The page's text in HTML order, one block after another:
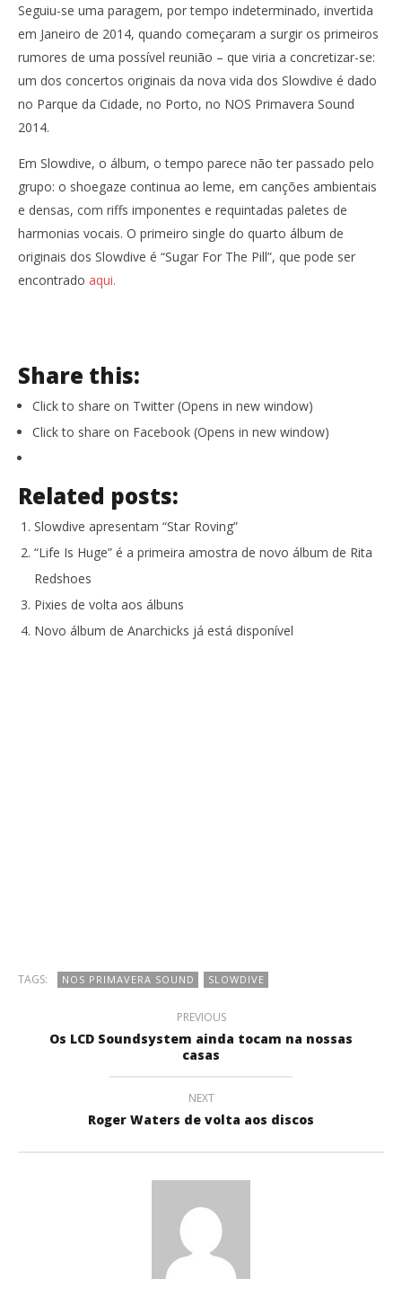
Seguiu-se uma paragem, por tempo indeterminado, invertida
em Janeiro de 2014, quando começaram a surgir os primeiros
rumores de uma possível reunião – que viria a concretizar-se:
um dos concertos originais da nova vida dos Slowdive é dado
no Parque da Cidade, no Porto, no NOS Primavera Sound
2014.
Em Slowdive, o álbum, o tempo parece não ter passado pelo
grupo: o shoegaze continua ao leme, em canções ambientais
e densas, com riffs imponentes e requintadas paletes de
harmonias vocais. O primeiro single do quarto álbum de
originais dos Slowdive é “Sugar For The Pill”, que pode ser
encontrado aqui.
Share this:
Click to share on Twitter (Opens in new window)
Click to share on Facebook (Opens in new window)
Related posts:
Slowdive apresentam “Star Roving”
“Life Is Huge” é a primeira amostra de novo álbum de Rita
Redshoes
Pixies de volta aos álbuns
Novo álbum de Anarchicks já está disponível
TAGS: NOS PRIMAVERA SOUND SLOWDIVE
PREVIOUS
Os LCD Soundsystem ainda tocam na nossas
casas
NEXT
Roger Waters de volta aos discos